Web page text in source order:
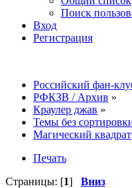
Поиск
Вход
Регистрация
Российский фан-
РФКЗВ / Архив »
Краулер джав »
Темы без
Магический
Печать
Страницы: [1] Вниз